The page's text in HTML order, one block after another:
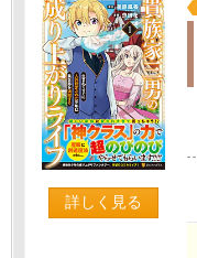
詳しく見る